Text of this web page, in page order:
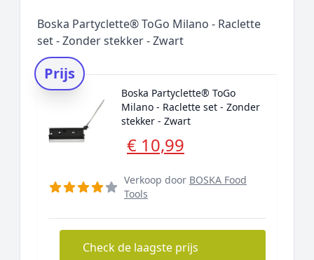
Boska Partyclette® ToGo Milano - Raclette
set - Zonder stekker - Zwart
Prijs
Boska Partyclette® ToGo
Milano - Raclette set - Zonder
stekker - Zwart
€ 10,99
Verkoop door BOSKA Food
Tools
Check de laagste prijs